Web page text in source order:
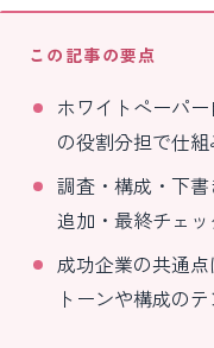
この記事の要点
ホワイトペーパ
の役割分担で仕組
調査・構成・下
追加・最終チェ
成功企業の共通
トーンや構成の